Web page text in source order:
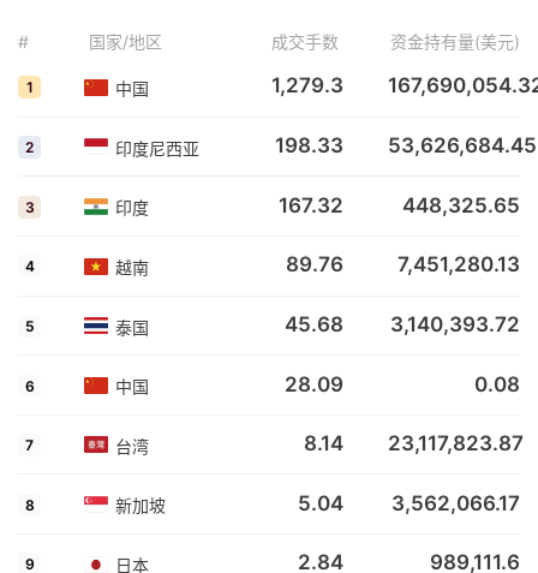
# 国家/地区 成交手数 资金持有量(美元)
1 中国 1,279.3
2 印度尼西亚 198.33 53,626,684.45
3 印度 167.32 448,325.65
4 越南 89.76 7,451,280.13
5 泰国 45.68 3,140,393.72
6 中国 28.09 0.08
7 台湾 8.14 23,117,823.87
8 新加坡 5.04 3,562,066.17
9 日本 2.84 989,111.6